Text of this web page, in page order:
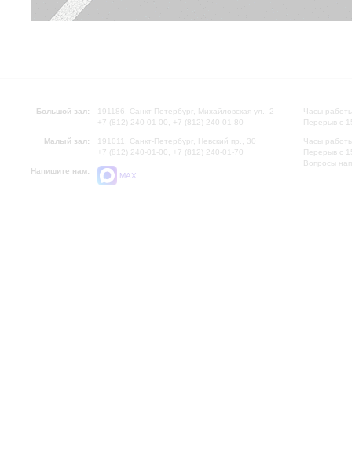
Большой зал:
191186, Санкт-Петербург, Михайловская ул., 2
+7 (812) 240-01-00, +7 (812) 240-01-80
Малый зал:
191011, Санкт-Петербург, Невский пр., 30
+7 (812) 240-01-00, +7 (812) 240-01-70
Напишите нам:
MAX
Часы
Перерыв с
Часы
Перерыв с
Вопросы